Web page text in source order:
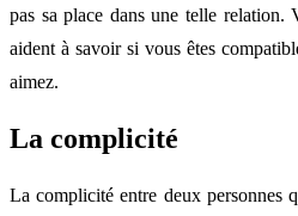
pas sa place dans une telle relation.
aident à savoir si vous êtes
aimez.
La complicité
La complicité entre deux personnes